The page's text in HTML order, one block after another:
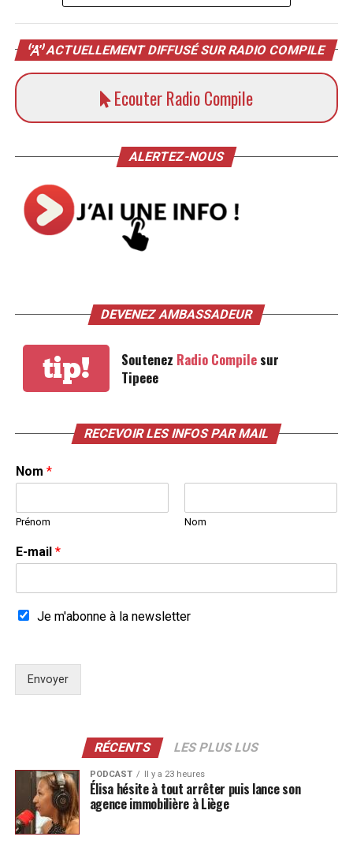
ACTUELLEMENT DIFFUSÉ SUR RADIO COMPILE
Ecouter Radio Compile
ALERTEZ-NOUS
DEVENEZ AMBASSADEUR
tip! Soutenez Radio Compilesur
Tipeee
RECEVOIR LES INFOS PAR MAIL
Nom *
Prénom Nom
E-mail *
Je m'abonne à la newsletter
Envoyer
RÉCENTS LES PLUS LUS
PODCAST Il y a 23 heures
Élisa hésite à tout arrêter puis lance son
agence immobilière à Liège